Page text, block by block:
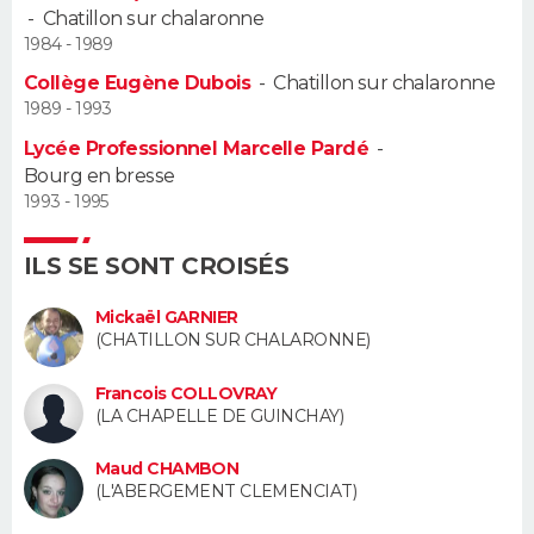
Alimentation
Guide de la santé
Maladies
Médicaments
Sommeil
VOYAGE
Destinations
City break
Voyage nature
Voyage de noces
Forum
Climat
+
PHOTO
GUIDES D'ACHAT
CARTE DE VOEUX
Carte de Noël
Carte Bonne année
Carte Saint-Valentin
Carte Pâques
Carte d'anniversaire
DICTIONNAIRE
PROGRAMME TV
COPAINS D'AVANT
S'inscrire
Se connecter
Lycées
Collèges
Primaires
Universités
Entreprises
Service militaire
Avis de recherche
AVIS DE DÉCÈS
- Chatillon sur chalaronne
1984 - 1989
Collège Eugène Dubois-Chatillon sur chalaronne
1989 - 1993
Lycée Professionnel Marcelle Pardé-
Bourg en bresse
1993 - 1995
ILS SE SONT CROISÉS
Mickaël GARNIER
(CHATILLON SUR CHALARONNE)
Francois COLLOVRAY
(LA CHAPELLE DE GUINCHAY)
Maud CHAMBON
(L'ABERGEMENT CLEMENCIAT)